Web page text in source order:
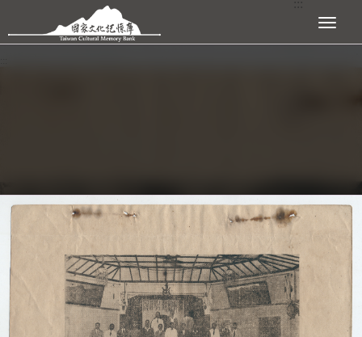
跳到主要內容區塊 展開選單